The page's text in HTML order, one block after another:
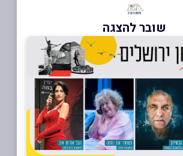
שובר להצגה